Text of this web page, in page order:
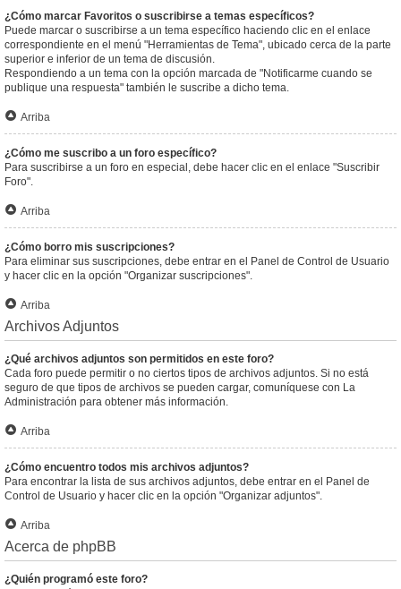
¿Cómo marcar Favoritos o suscribirse a temas específicos?
Puede marcar o suscribirse a un tema específico haciendo clic en el enlace
correspondiente en el menú "Herramientas de Tema", ubicado cerca de la parte
superior e inferior de un tema de discusión.
Respondiendo a un tema con la opción marcada de "Notificarme cuando se
publique una respuesta" también le suscribe a dicho tema.
Arriba
¿Cómo me suscribo a un foro específico?
Para suscribirse a un foro en especial, debe hacer clic en el enlace "Suscribir
Foro".
Arriba
¿Cómo borro mis suscripciones?
Para eliminar sus suscripciones, debe entrar en el Panel de Control de Usuario
y hacer clic en la opción "Organizar suscripciones".
Arriba
Archivos Adjuntos
¿Qué archivos adjuntos son permitidos en este foro?
Cada foro puede permitir o no ciertos tipos de archivos adjuntos. Si no está
seguro de que tipos de archivos se pueden cargar, comuníquese con La
Administración para obtener más información.
Arriba
¿Cómo encuentro todos mis archivos adjuntos?
Para encontrar la lista de sus archivos adjuntos, debe entrar en el Panel de
Control de Usuario y hacer clic en la opción "Organizar adjuntos".
Arriba
Acerca de phpBB
¿Quién programó este foro?